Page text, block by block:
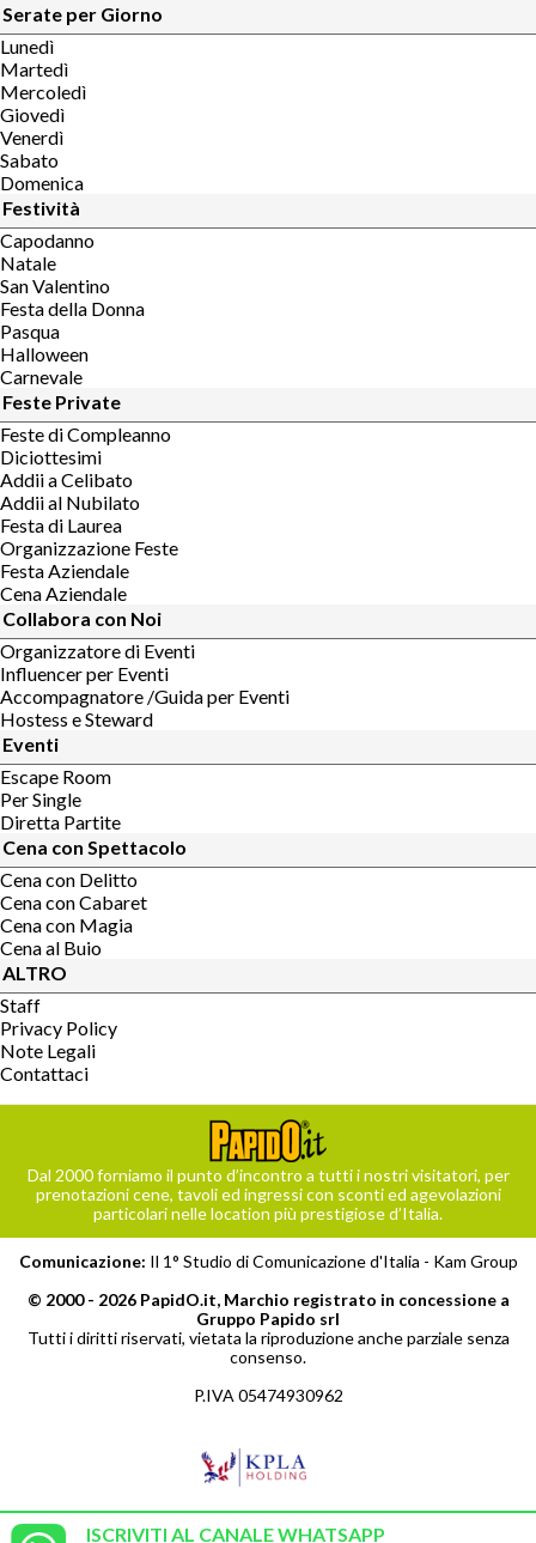
ISCRIVITI AL CANALE WHATSAPP
Serate per Giorno
Lunedì
Martedì
Mercoledì
Giovedì
Venerdì
Sabato
Domenica
Festività
Capodanno
Natale
San Valentino
Festa della Donna
Pasqua
Halloween
Carnevale
Feste Private
Feste di Compleanno
Diciottesimi
Addii a Celibato
Addii al Nubilato
Festa di Laurea
Organizzazione Feste
Festa Aziendale
Cena Aziendale
Collabora con Noi
Organizzatore di Eventi
Influencer per Eventi
Accompagnatore /Guida per Eventi
Hostess e Steward
Eventi
Escape Room
Per Single
Diretta Partite
Cena con Spettacolo
Cena con Delitto
Cena con Cabaret
Cena con Magia
Cena al Buio
ALTRO
Staff
Privacy Policy
Note Legali
Contattaci
Dal 2000 forniamo il punto d’incontro a tutti i nostri visitatori, per
prenotazioni cene, tavoli ed ingressi con sconti ed agevolazioni
particolari nelle location più prestigiose d’Italia.
Comunicazione: Il 1° Studio di Comunicazione d'Italia - Kam Group
© 2000 - 2026 PapidO.it, Marchio registrato in concessione a
Gruppo Papido srl
Tutti i diritti riservati, vietata la riproduzione anche parziale senza
consenso.
P.IVA 05474930962